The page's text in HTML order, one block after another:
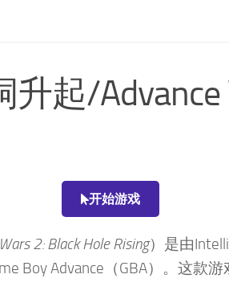
起/Advance
开始游戏
2: Black Hole Rising）是由
Boy Advance（GBA）。这款